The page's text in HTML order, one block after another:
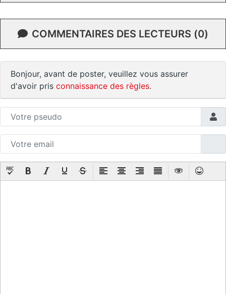
COMMENTAIRES DES LECTEURS (0)
Bonjour, avant de poster, veuillez vous assurer
d'avoir pris connaissance des règles.